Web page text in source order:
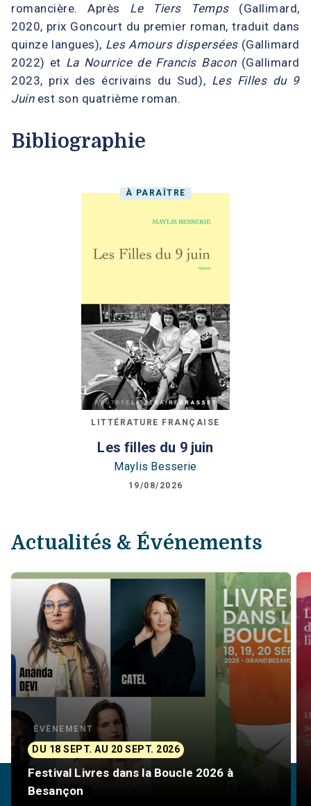
romancière. Après Le Tiers Temps(Gallimard,
2020, prix Goncourt du premier roman, traduit dans
quinze langues), Les Amours dispersées (Gallimard
2022) et La Nourrice de Francis Bacon (Gallimard
2023, prix des écrivains du Sud), Les Filles du 9
Juinest son quatrième roman.
Bibliographie
À PARAÎTRE
LITTÉRATURE FRANÇAISE
Les filles du 9 juin
Maylis Besserie
19/08/2026
Actualités & Événements
ÉVÈNEMENT
DU 18 SEPT. AU 20 SEPT. 2026
Festival Livres dans la Boucle 2026 à
Besançon